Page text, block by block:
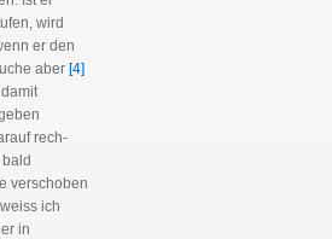
wird
er den
aber [4]
rech-
verschoben
ich
in